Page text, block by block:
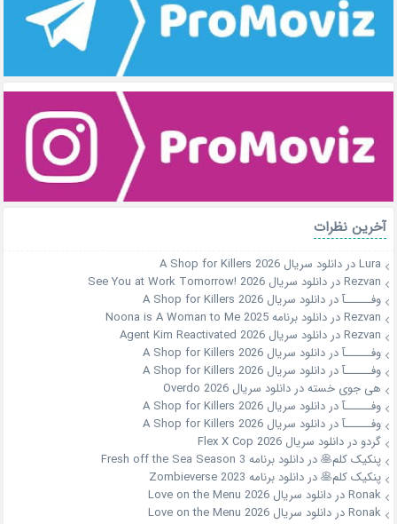
آخرین نظرات
Luraدردانلود سریال A Shop for Killers 2026
Rezvanدردانلود سریال See You at Work Tomorrow! 2026
وفــــــآدردانلود سریال A Shop for Killers 2026
Rezvanدردانلود برنامه Noona is A Woman to Me 2025
Rezvanدردانلود سریال Agent Kim Reactivated 2026
وفــــــآدردانلود سریال A Shop for Killers 2026
وفــــــآدردانلود سریال A Shop for Killers 2026
هی جوی خستهدردانلود سریال Overdo 2026
وفــــــآدردانلود سریال A Shop for Killers 2026
وفــــــآدردانلود سریال A Shop for Killers 2026
گردو دردانلود سریال Flex X Cop 2026
پنکیک کلم🥞دردانلود برنامه Fresh off the Sea Season 3
پنکیک کلم🥞دردانلود برنامه Zombieverse 2023
Ronakدردانلود سریال Love on the Menu 2026
Ronakدردانلود سریال Love on the Menu 2026